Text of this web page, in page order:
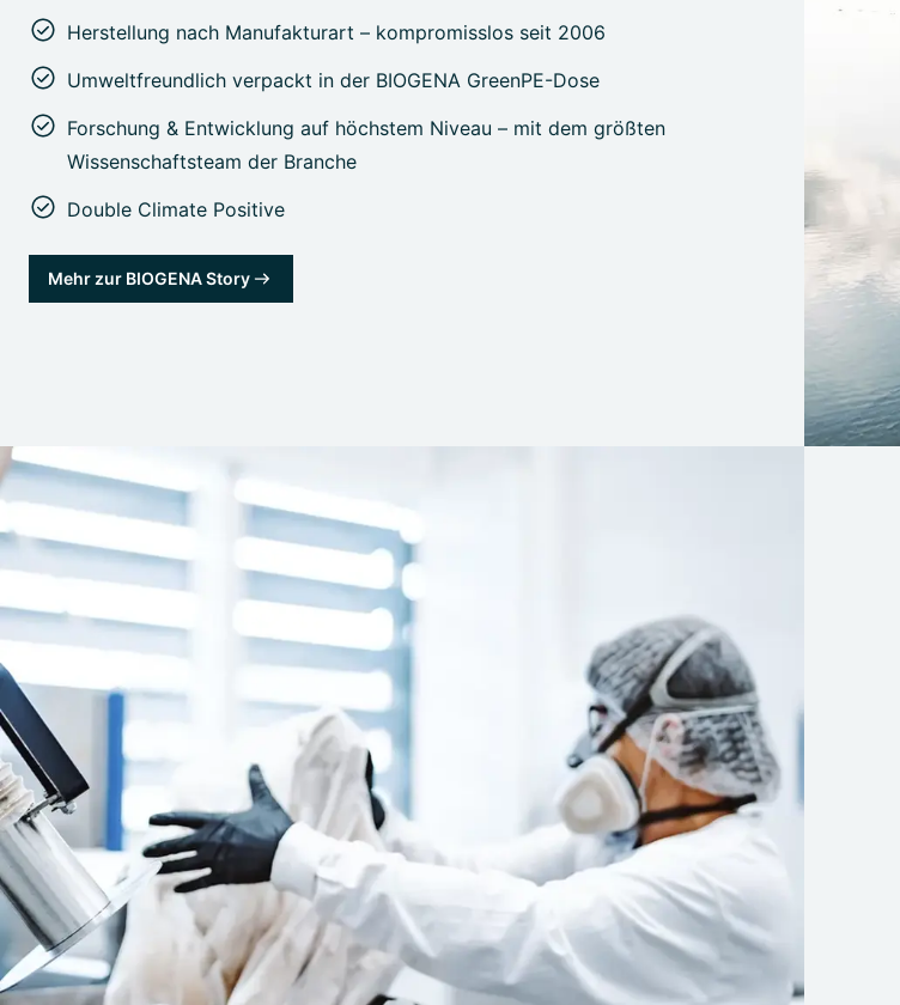
Herstellung nach Manufakturart – kompromisslos seit 2006
Umweltfreundlich verpackt in der BIOGENA GreenPE-Dose
Forschung & Entwicklung auf höchstem Niveau – mit dem größten
Wissenschaftsteam der Branche
Double Climate Positive
Mehr zur BIOGENA Story